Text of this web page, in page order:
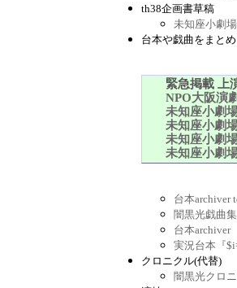
th38企画書草稿
未知座小劇
台本や戯曲をまとめ
緊急掲載 上
NPO大阪演
未知座小劇
未知座小劇
未知座小劇
未知座小劇
台本archiver
闇黒光戯曲集
台本archiver
実況台本『
クロニクル(代替)
闇黒光クロ